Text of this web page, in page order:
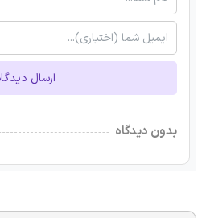
ارسال
بدون دیدگاه